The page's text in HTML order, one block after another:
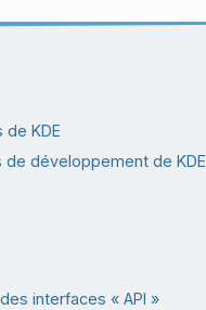
de KDE
de développement de KDE
interfaces « API »